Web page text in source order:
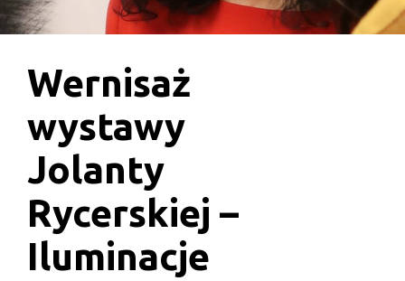
Wernisaż
wystawy
Jolanty
Rycerskiej –
Iluminacje